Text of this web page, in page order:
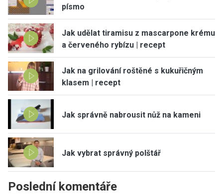
písmo
Jak udělat tiramisu z mascarpone krému
a červeného rybízu | recept
Jak na grilování roštěné s kukuřičným
klasem | recept
Jak správně nabrousit nůž na kameni
Jak vybrat správný polštář
Poslední komentáře